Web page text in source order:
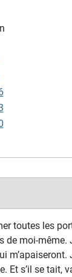
les
moi-
s’il se tait,